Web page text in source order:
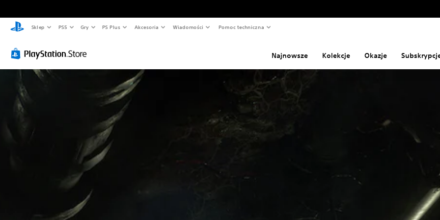
Sklep PS5 Gry PS Plus Akcesoria Wiadomości Pomoc techniczna
Najnowsze Kolekcje Okazje